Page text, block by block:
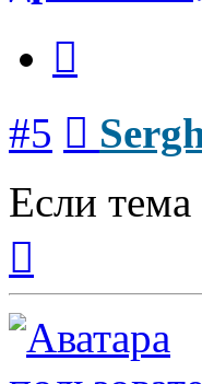
#5
Если
началу